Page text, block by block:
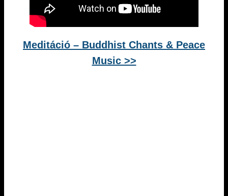
Meditáció – Buddhist Chants & Peace
Music >>